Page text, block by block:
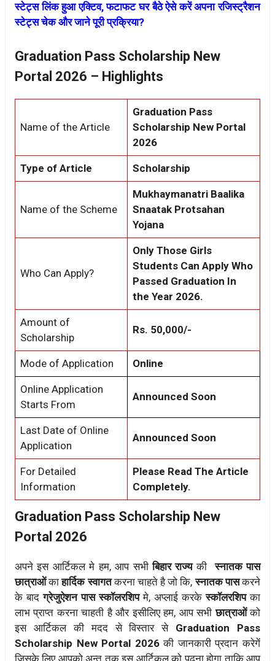
स्टेट्स लिंक हुआ एक्टिव, फटाफट घर बैठे ऐसे करें अपना रजिस्ट्रैशन
स्टेट्स चेक और जाने पूरी प्रक्रिया?
Graduation Pass Scholarship New
Portal 2026 – Highlights
Name of the Article
Graduation Pass
Scholarship New Portal
2026
Type of Article Scholarship
Name of the Scheme
Mukhaymanatri Baalika
Snaatak Protsahan
Yojana
Who Can Apply?
Only Those Girls
Students Can Apply Who
Passed Graduation In
the Year 2026.
Amount of
Scholarship
Rs. 50,000/-
Mode of Application Online
Online Application
Starts From
Announced Soon
Last Date of Online
Application
Announced Soon
For Detailed
Information
Please Read The Article
Completely.
Graduation Pass Scholarship New
Portal 2026
अपने इस आर्टिकल मे हम, आप सभीबिहार राज्यकी स्नातक पास
छात्राओंकाहार्दिक स्वागतकरना चाहते है जो कि,स्नातक पासकरने
के बादग्रेजुऐशन पास स्कॉलरशिपमे, अप्लाई करकेस्कॉलरशिपका
लाभ प्राप्त करना चाहती है और इसीलिए हम, आप सभीछात्राओंको
इस आर्टिकल की मदद से विस्तार से Graduation Pass
Scholarship New Portal 2026की जानकारी प्रदान करेगें
जिसके लिए आपको अन्त तक इस आर्टिकल को पढ़ना होगा ताकि आप